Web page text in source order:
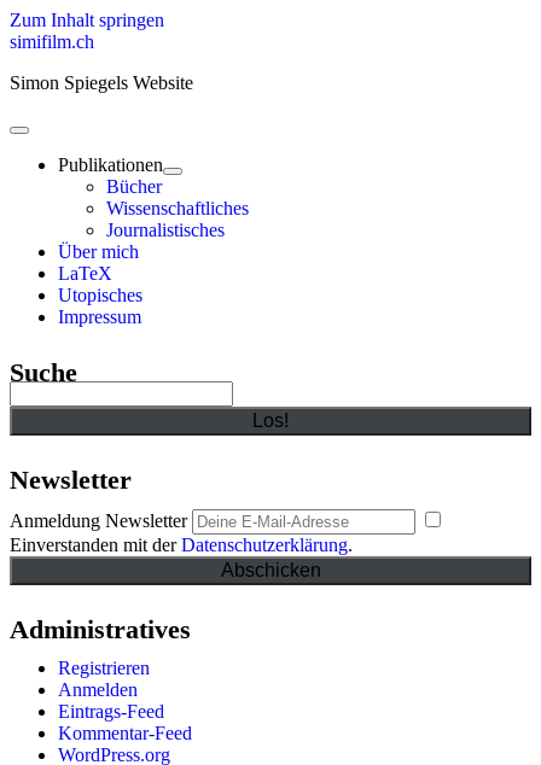
Zum Inhalt springen
simifilm.ch
Simon Spiegels Website
open
primary
menu Publikationen
open
child
menu
Bücher
Wissenschaftliches
Journalistisches
Über mich
LaTeX
Utopisches
Impressum
Sidebar
Suche
Newsletter
Anmeldung Newsletter
Einverstanden mit derDatenschutzerklärung.
Administratives
Registrieren
Anmelden
Eintrags-Feed
Kommentar-Feed
WordPress.org